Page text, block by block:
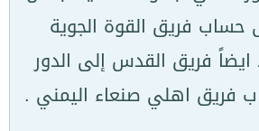
فريق القوة الجوية
فريق القدس إلى الدور
فريق اهلي صنعاء اليمني .